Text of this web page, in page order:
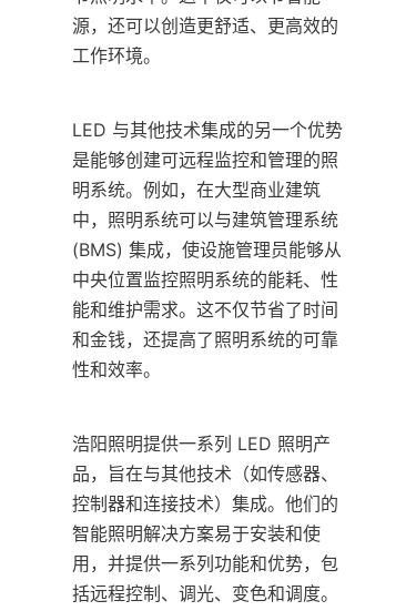
源，还可以创造更舒适、更高效的
工作环境。
LED 与其他技术集成的另一个优势
是能够创建可远程监控和管理的照
明系统。例如，在大型商业建筑
中，照明系统可以与建筑管理系统
(BMS) 集成，使设施管理员能够从
中央位置监控照明系统的能耗、性
能和维护需求。这不仅节省了时间
和金钱，还提高了照明系统的可靠
性和效率。
浩阳照明提供一系列 LED 照明产
品，旨在与其他技术（如传感器、
控制器和连接技术）集成。他们的
智能照明解决方案易于安装和使
用，并提供一系列功能和优势，包
括远程控制、调光、变色和调度。